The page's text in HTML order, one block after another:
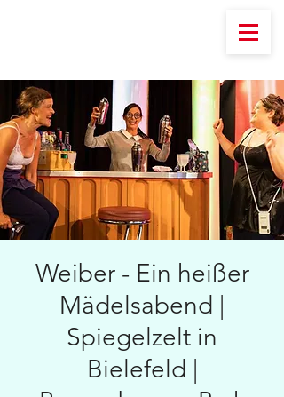
Weiber - Ein heißer
Mädelsabend |
Spiegelzelt in
Bielefeld |